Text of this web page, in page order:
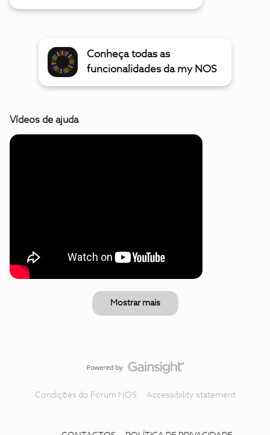
Conheça todas as
funcionalidades da my NOS
Vídeos de ajuda
Mostrar mais
Condições do Fórum NOS Accessibility statement